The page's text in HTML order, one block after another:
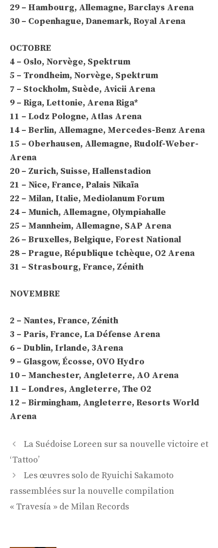
29 – Hambourg, Allemagne, Barclays Arena
30 – Copenhague, Danemark, Royal Arena
OCTOBRE
4 – Oslo, Norvège, Spektrum
5 – Trondheim, Norvège, Spektrum
7 – Stockholm, Suède, Avicii Arena
9 – Riga, Lettonie, Arena Riga*
11 – Lodz Pologne, Atlas Arena
14 – Berlin, Allemagne, Mercedes-Benz Arena
15 – Oberhausen, Allemagne, Rudolf-Weber-
Arena
20 – Zurich, Suisse, Hallenstadion
21 – Nice, France, Palais Nikaïa
22 – Milan, Italie, Mediolanum Forum
24 – Munich, Allemagne, Olympiahalle
25 – Mannheim, Allemagne, SAP Arena
26 – Bruxelles, Belgique, Forest National
28 – Prague, République tchèque, O2 Arena
31 – Strasbourg, France, Zénith
NOVEMBRE
2 – Nantes, France, Zénith
3 – Paris, France, La Défense Arena
6 – Dublin, Irlande, 3Arena
9 – Glasgow, Écosse, OVO Hydro
10 – Manchester, Angleterre, AO Arena
11 – Londres, Angleterre, The O2
12 – Birmingham, Angleterre, Resorts World
Arena
Navigation
des
La Suédoise Loreen sur sa nouvelle victoire et
‘Tattoo’
Les œuvres solo de Ryuichi Sakamoto
rassemblées sur la nouvelle compilation
« Travesía » de Milan Records